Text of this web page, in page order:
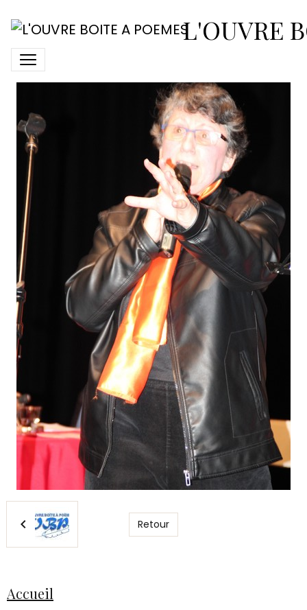
L'OUVRE
2018-avril-7-spectacle-
loup14-christine
Retour
Accueil